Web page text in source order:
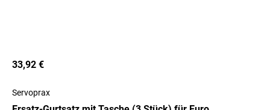
33,92 €
Servoprax